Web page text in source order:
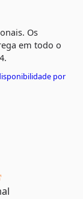
Os
em todo o
por